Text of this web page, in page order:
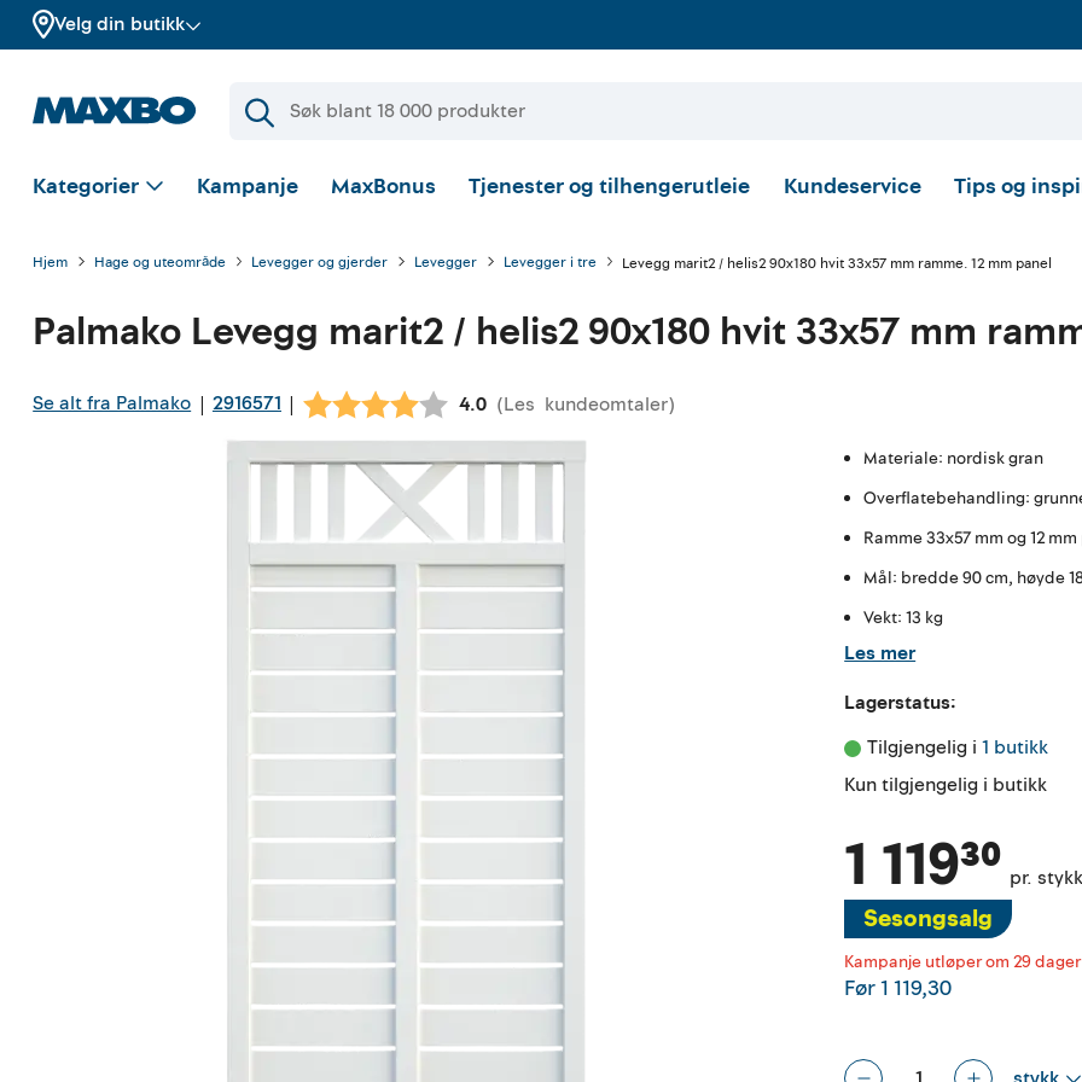
Velg din butikk
Kategorier Kampanje MaxBonus Tjenester og tilhengerutleie Kundeservice Tips og
Hjem Hage og uteområde Levegger og gjerder Levegger Levegger i tre Levegg marit2 / helis2 90x180 hvit 33x57 mm ramme. 12 mm panel
Palmako Levegg marit2 / helis2 90x180 hvit 33x57 mm
Se alt fra Palmako | 2916571 | Gjennomsnittskarakter:
4.0 (Les kundeomtaler)
Materiale: nordisk gran
Overflatebehandling:
Ramme 33x57 mm og 12
Mål: bredde 90 cm, høyde
Vekt: 13 kg
Les mer
Lagerstatus:
Tilgjengelig i 1 butikk
Kun tilgjengelig i butikk
Sesongsalg
Kampanje utløper om 29 dager
1 119³⁰ pr. stykk
Før1 119,30